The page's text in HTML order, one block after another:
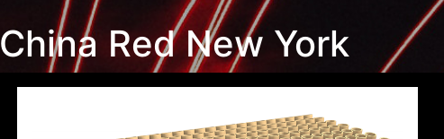
China Red New York